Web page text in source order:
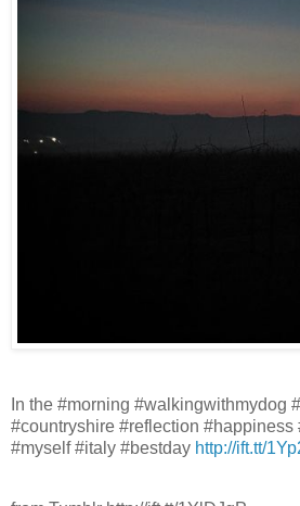
In the #morning #walkingwithmydog
#countryshire #reflection #happiness
#myself #italy #bestday http://ift.tt/